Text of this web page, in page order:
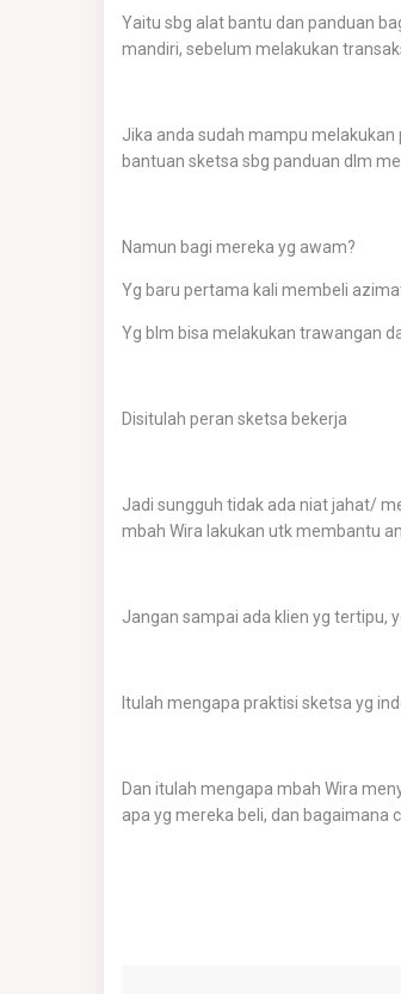
Yaitu sbg alat bantu dan panduan
mandiri, sebelum melakukan
Jika anda sudah mampu
bantuan sketsa sbg panduan dlm
Namun bagi mereka yg awam?
Yg baru pertama kali membeli
Yg blm bisa melakukan trawangan
Disitulah peran sketsa bekerja
Jadi sungguh tidak ada niat jahat/
mbah Wira lakukan utk membantu
Jangan sampai ada klien yg tertipu,
Itulah mengapa praktisi sketsa yg
Dan itulah mengapa mbah Wira
apa yg mereka beli, dan bagaimana